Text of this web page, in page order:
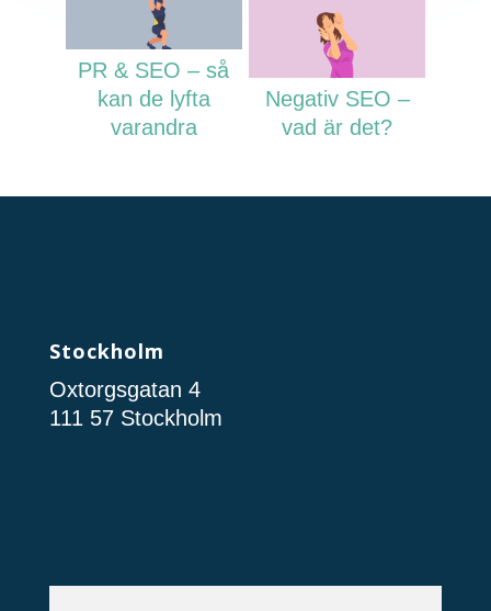
PR & SEO – så
kan de lyfta
varandra
Negativ SEO –
vad är det?
Stockholm
Oxtorgsgatan 4
111 57 Stockholm